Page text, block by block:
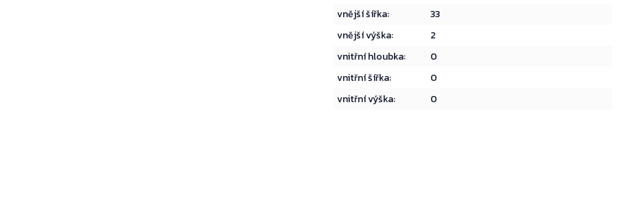
vnější šířka:
33
vnější výška:
2
vnitřní hloubka:
0
vnitřní šířka:
0
vnitřní výška: 0